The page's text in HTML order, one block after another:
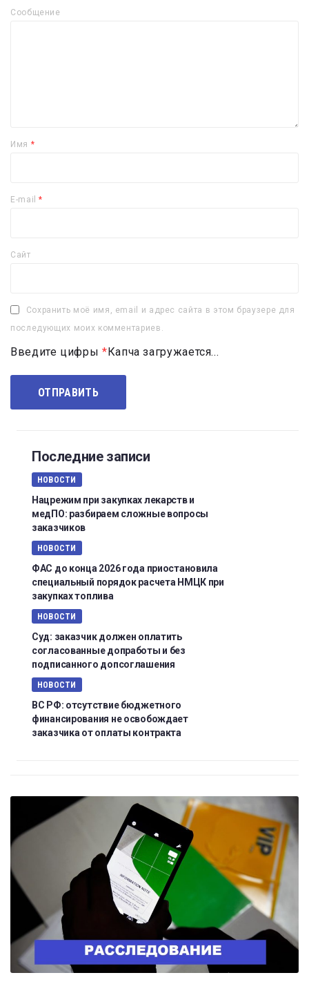
Сообщение
Имя *
E-mail*
Сайт
Сохранить моё имя, email и адрес сайта в этом браузере для
последующих моих комментариев.
Введите цифры *Капча загружается...
Последние записи
НОВОСТИ
Нацрежим при закупках лекарств и
медПО: разбираем сложные вопросы
заказчиков
НОВОСТИ
ФАС до конца 2026 года приостановила
специальный порядок расчета НМЦК при
закупках топлива
НОВОСТИ
Суд: заказчик должен оплатить
согласованные допработы и без
подписанного допсоглашения
НОВОСТИ
ВС РФ: отсутствие бюджетного
финансирования не освобождает
заказчика от оплаты контракта